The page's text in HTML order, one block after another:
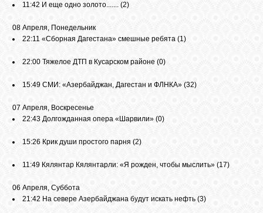
11:42 И еще одно золото....... (2)
08 Апреля, Понедельник
22:11 «Сборная Дагестана» смешные ребята (1)
22:00 Тяжелое ДТП в Кусарском районе (0)
15:49 СМИ: «Азербайджан, Дагестан и ФЛНКА» (32)
07 Апреля, Воскресенье
22:43 Долгожданная опера «Шарвили» (0)
15:26 Крик души простого парня (2)
11:49 Кялянтар Кялянтарли: «Я рожден, чтобы мыслить» (17)
06 Апреля, Суббота
21:42 На севере Азербайджана будут искать нефть (3)